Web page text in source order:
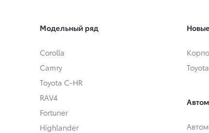
Модельный ряд
Corolla
Camry
Toyota C-HR
RAV4
Fortuner
Highlander